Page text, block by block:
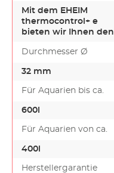
Mit dem EHEIM
thermocontrol+ e
bieten wir Ihnen den
Zukunft. Inte…
Durchmesser Ø
32 mm
Für Aquarien bis ca.
600l
Für Aquarien von ca.
400l
Herstellergarantie